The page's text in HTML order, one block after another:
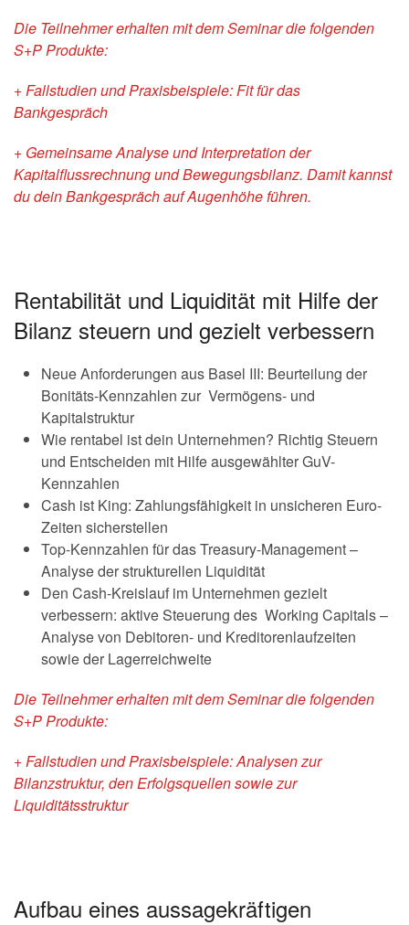
Die Teilnehmer erhalten mit dem Seminar die folgenden
S+P Produkte:
+ Fallstudien und Praxisbeispiele: Fit für das
Bankgespräch
+ Gemeinsame Analyse und Interpretation der
Kapitalflussrechnung und Bewegungsbilanz. Damit kannst
du dein Bankgespräch auf Augenhöhe führen.
Rentabilität und Liquidität mit Hilfe der
Bilanz steuern und gezielt verbessern
Neue Anforderungen aus Basel III: Beurteilung der
Bonitäts-Kennzahlen zur Vermögens- und
Kapitalstruktur
Wie rentabel ist dein Unternehmen? Richtig Steuern
und Entscheiden mit Hilfe ausgewählter GuV-
Kennzahlen
Cash ist King: Zahlungsfähigkeit in unsicheren Euro-
Zeiten sicherstellen
Top-Kennzahlen für das Treasury-Management –
Analyse der strukturellen Liquidität
Den Cash-Kreislauf im Unternehmen gezielt
verbessern: aktive Steuerung des Working Capitals –
Analyse von Debitoren- und Kreditorenlaufzeiten
sowie der Lagerreichweite
Die Teilnehmer erhalten mit dem Seminar die folgenden
S+P Produkte:
+ Fallstudien und Praxisbeispiele: Analysen zur
Bilanzstruktur, den Erfolgsquellen sowie zur
Liquiditätsstruktur
Aufbau eines aussagekräftigen